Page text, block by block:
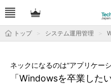
トップ システム運用管理
「Windowsを卒業した
ネックになるのは“アプリケー